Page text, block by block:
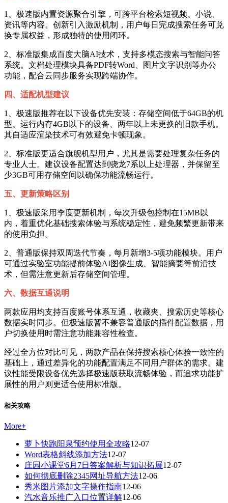
1、极速版内置资源聚合引擎，可跨平台检索短视频、小说、
资讯等内容。创新引入激励机制，用户每日完成搜索任务可兑
换专属权益，形成独特的使用闭环。
2、标准版集成百度大脑AI技术，支持多模态搜索与智能问答
系统。文档处理模块具备PDF转Word、图片文字识别等办公
功能，配合云同步服务实现跨端协作。
四、适配机型建议
1、极速版推荐在以下设备优先安装：存储空间低于64GB的机
型、运行内存4GB以下的设备、两年以上未更换的旧款手机。
其自适应渲染技术可有效避免卡顿现象。
2、标准版更适合旗舰机型用户，尤其是需要处理复杂任务的
专业人士。建议设备配置达到骁龙7系以上处理器，并保留至
少3GB可用存储空间以确保功能流畅运行。
五、更新策略区别
1、极速版采用季度更新机制，每次升级包控制在15MB以
内，着重优化基础搜索体验与系统稳定性，避免频繁更新带来
的使用负担。
2、普通版保持双周迭代节奏，每月新增3-5项功能模块。用户
可通过实验室功能提前体验AI图像生成、智能摘要等前沿技
术，但需注意更新后存储空间管理。
六、数据互通说明
两款应用均支持百度账号体系互通，收藏夹、搜索历史等核心
数据实时同步。但极速版暂不兼容普通版的插件配置数据，用
户切换使用时需注意功能兼容性检查。
经过全方位对比可见，两款产品在保持搜索核心体验一致性的
基础上，通过差异化的功能配置满足不同用户群体的需求。建
议性能受限设备优先选择极速版获取流畅体验，而追求功能扩
展性的用户则更适合使用标准版。
相关攻略
More+
萝卜快跑阳泉预约使用全攻略12-07
Word表格斜线添加方法12-07
庄园小课堂6月7日答案解析与知识拓展12-07
如何彻底删除2345网址导航方法12-06
秀米图片添加文字操作指南12-06
汽水音乐推广入口位置详解12-06